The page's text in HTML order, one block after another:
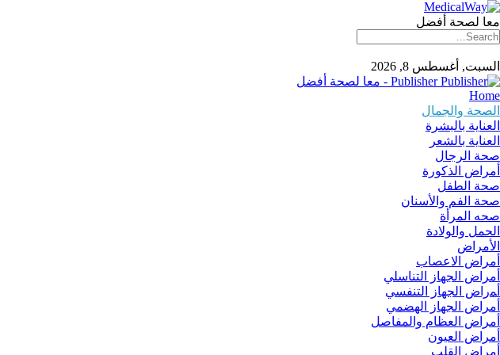
معا لصحة أفضل
السبت, أغسطس 8, 2026
Publisher - معا لصحة أفضل
Home
الصحة والجمال
العناية بالبشرة
العناية بالشعر
صحة الرجال
أمراض الذكورة
صحة الطفل
صحة الفم والأسنان
صحه المرأة
الحمل والولادة
الأمراض
أمراض الاعصاب
أمراض الجهاز التناسلي
أﻤراض اﻟﺠﻬﺎز اﻟﺘﻨﻔﺴﻲ
أمراض الجهاز الهضمي
أمراض العظام والمفاصل
أمراض العيون
أمراض القلب